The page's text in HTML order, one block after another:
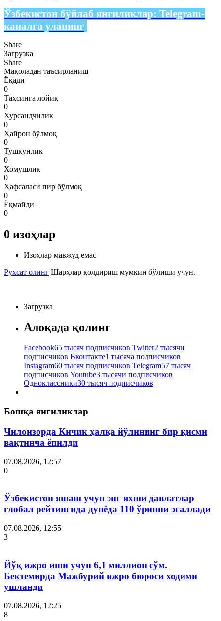
Ўзбекистон бўйлаб янгиликлар: Telegram-
каналга уланинг
Share
Загрузка
Share
Мақоладан таъсирланиш
Ёқади
0
Таҳсинга лойиқ
0
Хурсандчилик
0
Ҳайрон бўлмоқ
0
Тушкунлик
0
Хомушлик
0
Ҳафсаласи пир бўлмоқ
0
Ёқмайди
0
0 изоҳлар
Изоҳлар мавжуд емас
Рухсат олинг Шарҳлар қолдириш мумкин бўлиши учун.
Загрузка
Алоқада қолинг
Facebook65 тысяч подписчиков Twitter2 тысячи
подписчиков Вконтакте1 тысяча подписчиков
Instagram60 тысяч подписчиков Telegram57 тысяч
подписчиков Youtube3 тысячи подписчиков
Одноклассники30 тысяч подписчиков
Бошқа янгиликлар
Чилонзорда Кичик ҳалқа йўлининг бир қисми
вақтинча ёпилди
07.08.2026, 12:57
0
Ўзбекистон яшаш учун энг яхши давлатлар
глобал рейтингида дунёда 110 ўринни эгаллади
07.08.2026, 12:55
3
Йўқ ижро иши учун 6,1 миллион сўм.
Бектемирда Мажбурий ижро бюроси ходими
ушланди
07.08.2026, 12:25
8